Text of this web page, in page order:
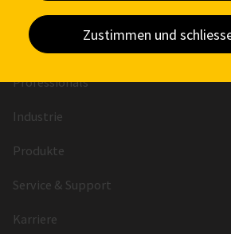
DOM zu Hause
Professionals
Industrie
Produkte
Service & Support
Karriere
Zustimmen und